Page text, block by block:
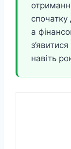
спочатку
а
навіть